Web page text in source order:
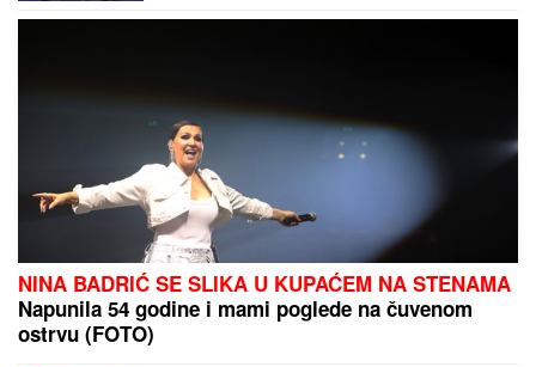
NINA BADRIĆ SE SLIKA U KUPAĆEM NA STENAMA
Napunila 54 godine i mami poglede na čuvenom
ostrvu (FOTO)